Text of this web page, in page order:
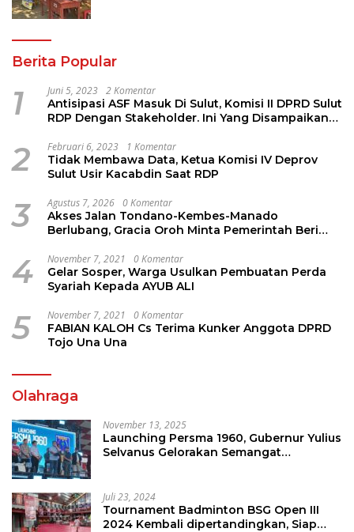
Berita Popular
1 Juni 5, 2023 2 Komentar
Antisipasi ASF Masuk Di Sulut, Komisi II DPRD Sulut
RDP Dengan Stakeholder. Ini Yang Disampaikan
2 Februari 6, 2023 1 Komentar
Tidak Membawa Data, Ketua Komisi IV Deprov
Sulut Usir Kacabdin Saat RDP
3 Agustus 7, 2026 0 Komentar
Akses Jalan Tondano-Kembes-Manado
Berlubang, Gracia Oroh Minta Pemerintah Beri
4 November 7, 2021 0 Komentar
Gelar Sosper, Warga Usulkan Pembuatan Perda
Syariah Kepada AYUB ALI
5 November 7, 2021 0 Komentar
FABIAN KALOH Cs Terima Kunker Anggota DPRD
Tojo Una Una
Olahraga
November 13, 2025
Launching Persma 1960, Gubernur Yulius
Selvanus Gelorakan Semangat
Juli 23, 2024
Tournament Badminton BSG Open III
2024 Kembali dipertandingkan, Siap